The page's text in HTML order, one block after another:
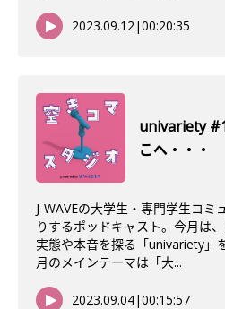
2023.09.12|00:20:35
univariety
こへ・・・
J-WAVEの大学生・専門学生コミ
りするポッドキャスト。今月は
実態や本音を探る「univariety」
月のメインテーマは「大...
2023.09.04|00:15:57